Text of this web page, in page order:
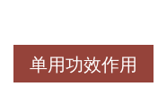
单用功效作用